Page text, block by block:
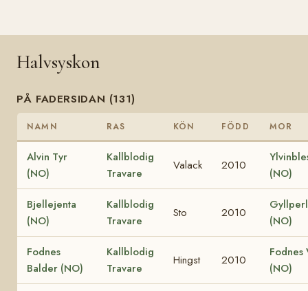
Halvsyskon
PÅ FADERSIDAN (131)
NAMN RAS KÖN FÖDD MOR
Alvin Tyr
(NO)
Kallblodig
Travare
Valack 2010
(NO)
Bjellejenta
(NO)
Kallblodig
Travare
Sto 2010
(NO)
Fodnes
Balder (NO)
Kallblodig
Travare
Hingst 2010
Fodnes
(NO)